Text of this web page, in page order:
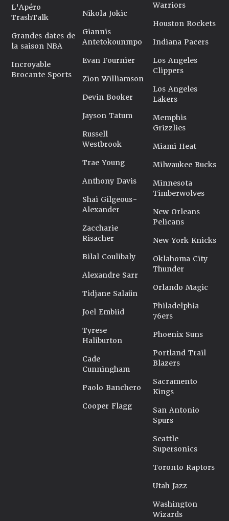
L'Apéro
TrashTalk
Grandes dates de
la saison NBA
Incroyable
Brocante Sports
Nikola Jokic
Giannis
Antetokounmpo
Evan Fournier
Zion Williamson
Devin Booker
Jayson Tatum
Russell
Westbrook
Trae Young
Anthony Davis
Shai Gilgeous-
Alexander
Zaccharie
Risacher
Bilal Coulibaly
Alexandre Sarr
Tidjane Salaün
Joel Embiid
Tyrese
Haliburton
Cade
Cunningham
Paolo Banchero
Cooper Flagg
Warriors
Houston Rockets
Indiana Pacers
Los Angeles
Clippers
Los Angeles
Lakers
Memphis
Grizzlies
Miami Heat
Milwaukee Bucks
Minnesota
Timberwolves
New Orleans
Pelicans
New York Knicks
Oklahoma City
Thunder
Orlando Magic
Philadelphia
76ers
Phoenix Suns
Portland Trail
Blazers
Sacramento
Kings
San Antonio
Spurs
Seattle
Supersonics
Toronto Raptors
Utah Jazz
Washington
Wizards